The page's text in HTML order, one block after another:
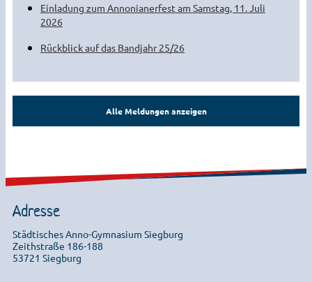
Einladung zum Annonianerfest am Samstag, 11. Juli
2026
Rückblick auf das Bandjahr 25/26
Alle Meldungen anzeigen
Adresse
Städtisches Anno-Gymnasium Siegburg
Zeithstraße 186-188
53721 Siegburg